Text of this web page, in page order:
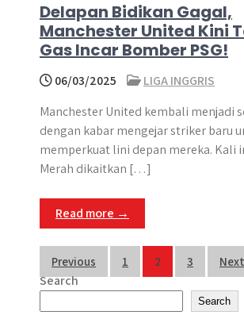
Delapan Bidikan Gagal,
Manchester United Kini
Gas Incar Bomber PSG!
06/03/2025
LIGA INGGRIS
Manchester United kembali menjadi
dengan kabar mengejar striker baru
memperkuat lini depan mereka. Kali
Merah dikaitkan […]
Read more →
Posts
pagination
Previous 1 2 3 Next
Search
Search